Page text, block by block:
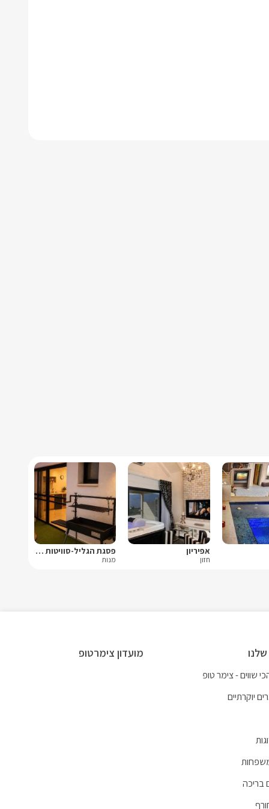
אפיריון
חזון
פסגת הגליל-סוויטות יוקרה
מנות
שווים - צימר טופ
יוקרתיים
בריכה
מועדון צימרטופ